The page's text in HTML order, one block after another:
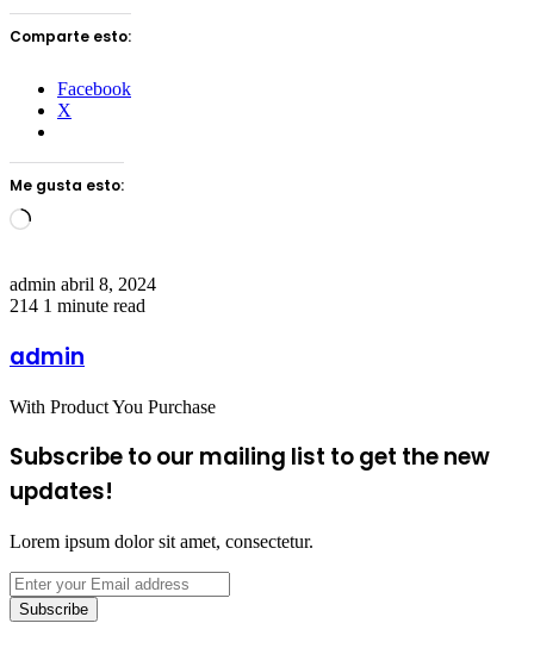
Comparte esto:
Facebook
X
Me gusta esto:
Loading…
admin Send
an
abril 8, 2024
214 1 minute read
admin
With Product You Purchase
Subscribe to our mailing list to get the new
updates!
Lorem ipsum dolor sit amet, consectetur.
Enter
your
Email